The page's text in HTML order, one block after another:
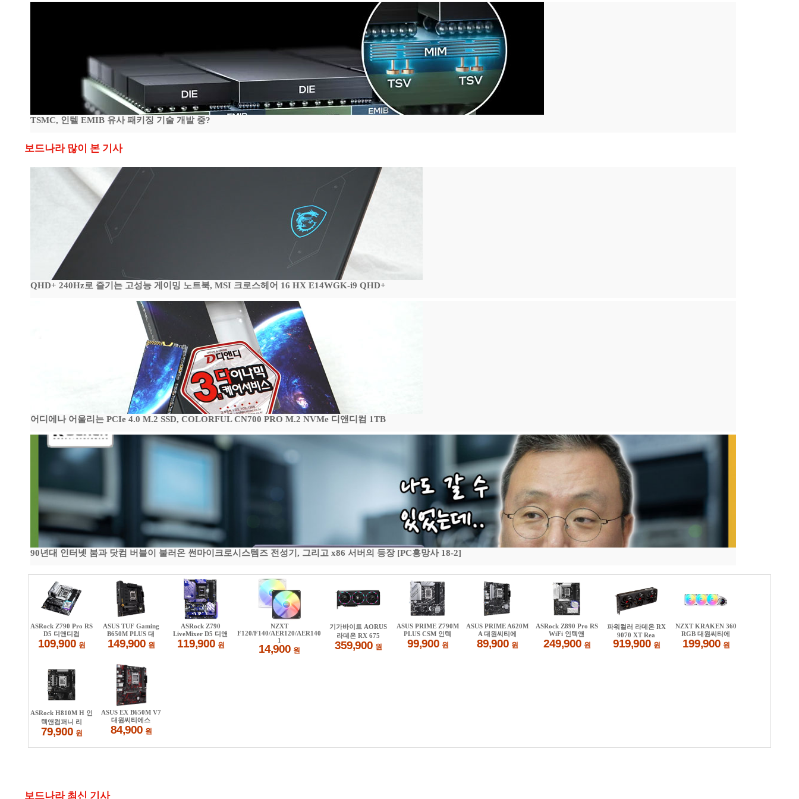
TSMC, 인텔 EMIB 유사 패키징 기술 개발 중?
보드나라 많이 본 기사
QHD+ 240Hz로 즐기는 고성능 게이밍 노트북, MSI 크로스헤어 16 HX E14WGK-i9 QHD+
어디에나 어울리는 PCIe 4.0 M.2 SSD, COLORFUL CN700 PRO M.2 NVMe 디앤디컴 1TB
90년대 인터넷 붐과 닷컴 버블이 불러온 썬마이크로시스템즈 전성기, 그리고 x86 서버의 등장 [PC흥망사 18-2]
보드나라 최신 기사